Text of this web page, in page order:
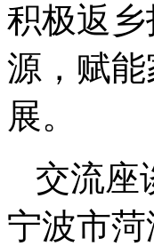
积极返
源，赋
展。
交流座
宁波市